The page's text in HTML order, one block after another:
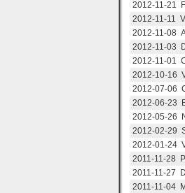
2012-11-21
2012-11-11
2012-11-08
2012-11-03
2012-11-01
2012-10-16
2012-07-06
2012-06-23
2012-05-26
2012-02-29
2012-01-24
2011-11-28
2011-11-27
2011-11-04